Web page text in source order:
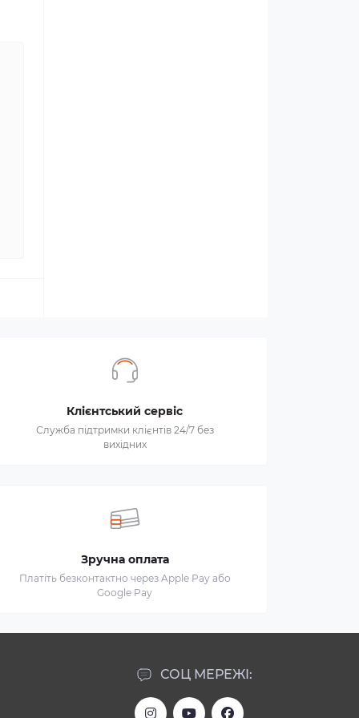
Клієнтський сервіс
Служба підтримки клієнтів 24/7 без
вихідних
Зручна оплата
Платіть безконтактно через Apple Pay або
Google Pay
СОЦ МЕРЕЖІ: